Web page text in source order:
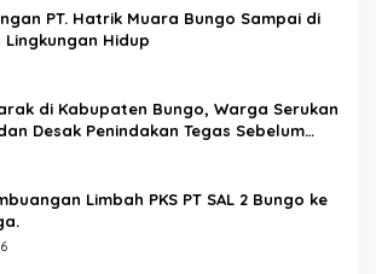
PT. Hatrik Muara Bungo Sampai di
Lingkungan Hidup
di Kabupaten Bungo, Warga Serukan
Desak Penindakan Tegas Sebelum
Korban Tak berdosa.
Limbah PKS PT SAL 2 Bungo ke